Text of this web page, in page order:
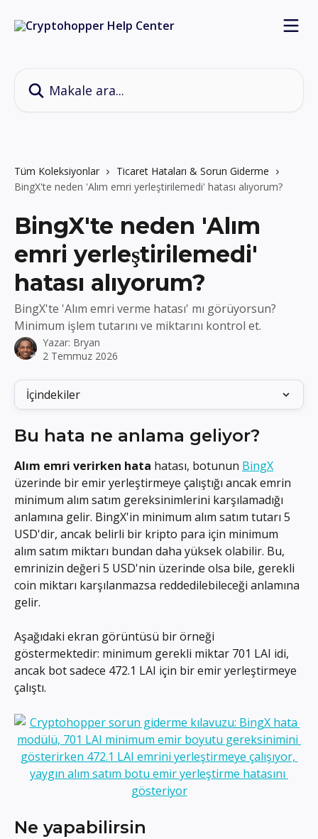
Tüm Koleksiyonlar
Ticaret Hataları & Sorun Giderme
BingX'te neden 'Alım emri yerleştirilemedi' hatası alıyorum?
BingX'te neden 'Alım
emri yerleştirilemedi'
hatası alıyorum?
BingX'te 'Alım emri verme hatası' mı görüyorsun?
Minimum işlem tutarını ve miktarını kontrol et.
Yazar: Bryan
2 Temmuz 2026
İçindekiler
Bu hata ne anlama geliyor?
Alım emri verirken hata hatası, botunun BingX
üzerinde bir emir yerleştirmeye çalıştığı ancak emrin
minimum alım satım gereksinimlerini karşılamadığı
anlamına gelir. BingX'in minimum alım satım tutarı 5
USD'dir, ancak belirli bir kripto para için minimum
alım satım miktarı bundan daha yüksek olabilir. Bu,
emrinizin değeri 5 USD'nin üzerinde olsa bile, gerekli
coin miktarı karşılanmazsa reddedilebileceği anlamına
gelir.
Aşağıdaki ekran görüntüsü bir örneği
göstermektedir: minimum gerekli miktar 701 LAI idi,
ancak bot sadece 472.1 LAI için bir emir yerleştirmeye
çalıştı.
Ne yapabilirsin